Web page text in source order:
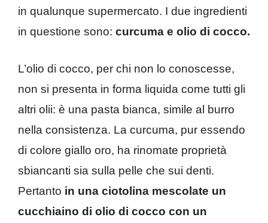
in qualunque supermercato. I due ingredienti
in questione sono: curcuma e olio di cocco.
L’olio di cocco, per chi non lo conoscesse,
non si presenta in forma liquida come tutti gli
altri olii: è una pasta bianca, simile al burro
nella consistenza. La curcuma, pur essendo
di colore giallo oro, ha rinomate proprietà
sbiancanti sia sulla pelle che sui denti.
Pertanto in una ciotolina mescolate un
cucchiaino di olio di cocco con un